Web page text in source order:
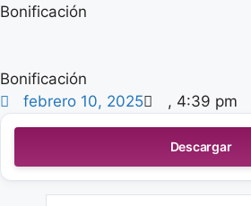
Bonificación
Bonificación
febrero 10, 2025
, 4:39 pm
Descargar